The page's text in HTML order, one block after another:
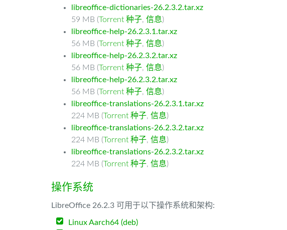
libreoffice-dictionaries-26.2.3.2.tar.xz
59 MB (Torrent 种子, 信息)
libreoffice-help-26.2.3.1.tar.xz
56 MB (Torrent 种子, 信息)
libreoffice-help-26.2.3.2.tar.xz
56 MB (Torrent 种子, 信息)
libreoffice-help-26.2.3.2.tar.xz
56 MB (Torrent 种子, 信息)
libreoffice-translations-26.2.3.1.tar.xz
224 MB (Torrent 种子, 信息)
libreoffice-translations-26.2.3.2.tar.xz
224 MB (Torrent 种子, 信息)
libreoffice-translations-26.2.3.2.tar.xz
224 MB (Torrent 种子, 信息)
操作系统
LibreOffice 26.2.3 可用于以下操作系统和架构:
Linux Aarch64 (deb)